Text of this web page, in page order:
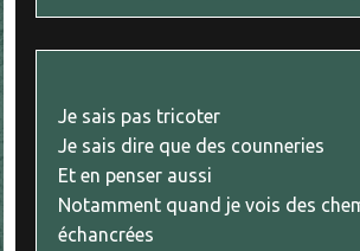
Je sais pas tricoter
Je sais dire que des counneries
Et en penser aussi
Notamment quand je vois des
échancrées